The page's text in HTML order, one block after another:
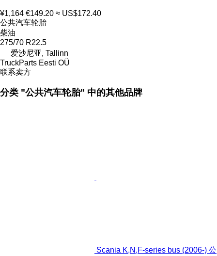
¥1,164 €149.20 ≈ US$172.40
公共汽车轮胎
柴油
275/70 R22.5
爱沙尼亚, Tallinn
TruckParts Eesti OÜ
联系卖方
分类 "公共汽车轮胎" 中的其他品牌
Scania K,N,F-series bus (2006-) 公